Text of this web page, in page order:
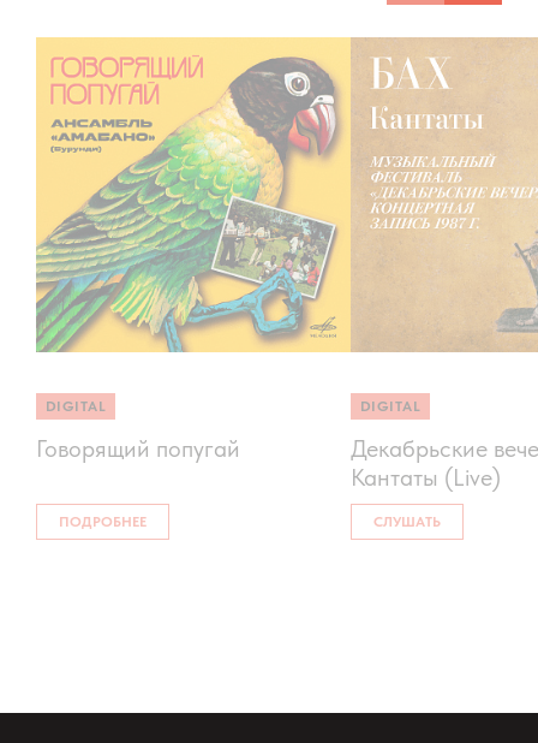
DIGITAL
Говорящий попугай
ПОДРОБНЕЕ
DIGITAL
Декабрьские
Кантаты (Live)
СЛУШАТЬ